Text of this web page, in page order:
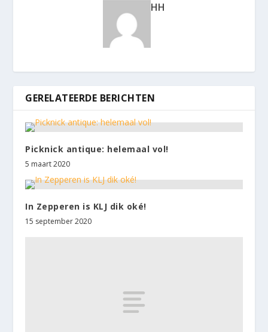
HH
GERELATEERDE BERICHTEN
Picknick antique: helemaal vol!
5 maart 2020
In Zepperen is KLJ dik oké!
15 september 2020